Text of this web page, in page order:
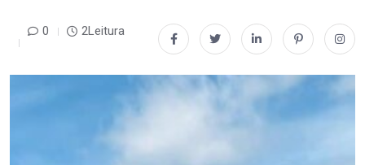
0 2Leitura